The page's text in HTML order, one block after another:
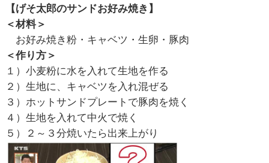
【げそ太郎のサンドお好み焼き】
＜材料＞
お好み焼き粉・キャベツ・生卵・豚肉
＜作り方＞
１）小麦粉に水を入れて生地を作る
２）生地に、キャベツを入れ混ぜる
３）ホットサンドプレートで豚肉を焼く
４）生地を入れて中火で焼く
５）２～３分焼いたら出来上がり